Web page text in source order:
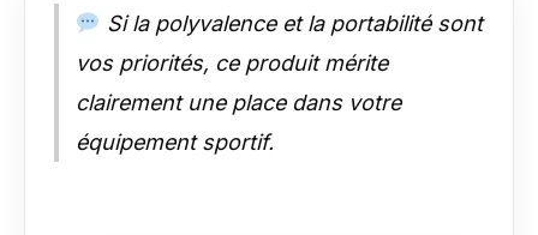
Si la polyvalence et la portabilité sont
vos priorités, ce produit mérite
clairement une place dans votre
équipement sportif.